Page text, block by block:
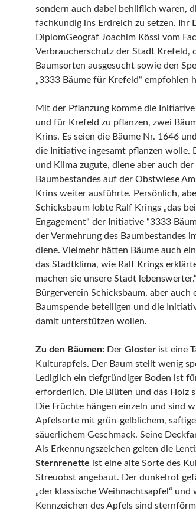
sondern auch dabei behilflich waren,
fachkundig ins Erdreich zu setzen. Ihr
DiplomGeograf Joachim Kössl vom
Verbraucherschutz der Stadt Krefeld,
Baumsorten ausgesucht sowie den
„3333 Bäume für Krefeld“ empfohlen
Mit der Pflanzung komme die
und für Krefeld zu pflanzen, zwei
Krins. Es seien die Bäume Nr. 1646
die Initiative ingesamt pflanzen wolle.
und Klima zugute, diene aber auch
Baumbestandes auf der Obstwiese
Krins weiter ausführte. Persönlich,
Schicksbaum lobte Ralf Krings „das
Engagement“ der Initiative “3333
der Vermehrung des Baumbestandes
diene. Vielmehr hätten Bäume auch
das Stadtklima, wie Ralf Krings
machen sie unsere Stadt
Bürgerverein Schicksbaum, aber
Baumspende beteiligen und die
damit unterstützen wollen.
Zu den Bäumen: Der Gloster ist eine
Kulturapfels. Der Baum stellt wenig
Lediglich ein tiefgründiger Boden ist
erforderlich. Die Blüten und das Holz
Die Früchte hängen einzeln und sind
Apfelsorte mit grün-gelblichem,
säuerlichem Geschmack. Seine
Als Erkennungszeichen gelten die
Sternrenette ist eine alte Sorte des
Streuobst angebaut. Der dunkelrot
„der klassische Weihnachtsapfel“
Kennzeichen des Apfels sind